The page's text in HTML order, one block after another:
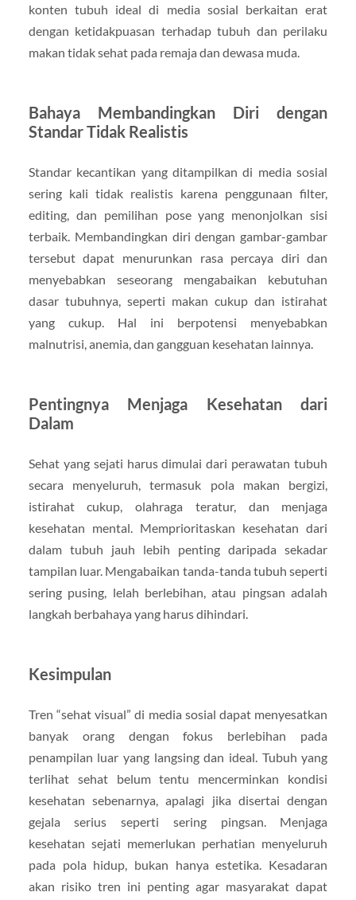
konten tubuh ideal di media sosial berkaitan erat
dengan ketidakpuasan terhadap tubuh dan perilaku
makan tidak sehat pada remaja dan dewasa muda.
Bahaya Membandingkan Diri dengan
Standar Tidak Realistis
Standar kecantikan yang ditampilkan di media sosial
sering kali tidak realistis karena penggunaan filter,
editing, dan pemilihan pose yang menonjolkan sisi
terbaik. Membandingkan diri dengan gambar-gambar
tersebut dapat menurunkan rasa percaya diri dan
menyebabkan seseorang mengabaikan kebutuhan
dasar tubuhnya, seperti makan cukup dan istirahat
yang cukup. Hal ini berpotensi menyebabkan
malnutrisi, anemia, dan gangguan kesehatan lainnya.
Pentingnya Menjaga Kesehatan dari
Dalam
Sehat yang sejati harus dimulai dari perawatan tubuh
secara menyeluruh, termasuk pola makan bergizi,
istirahat cukup, olahraga teratur, dan menjaga
kesehatan mental. Memprioritaskan kesehatan dari
dalam tubuh jauh lebih penting daripada sekadar
tampilan luar. Mengabaikan tanda-tanda tubuh seperti
sering pusing, lelah berlebihan, atau pingsan adalah
langkah berbahaya yang harus dihindari.
Kesimpulan
Tren “sehat visual” di media sosial dapat menyesatkan
banyak orang dengan fokus berlebihan pada
penampilan luar yang langsing dan ideal. Tubuh yang
terlihat sehat belum tentu mencerminkan kondisi
kesehatan sebenarnya, apalagi jika disertai dengan
gejala serius seperti sering pingsan. Menjaga
kesehatan sejati memerlukan perhatian menyeluruh
pada pola hidup, bukan hanya estetika. Kesadaran
akan risiko tren ini penting agar masyarakat dapat